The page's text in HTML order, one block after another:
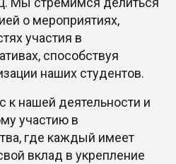
о мероприятиях,
участия в
способствуя
наших студентов.
к нашей деятельности и
участию в
где каждый имеет
вклад в укрепление